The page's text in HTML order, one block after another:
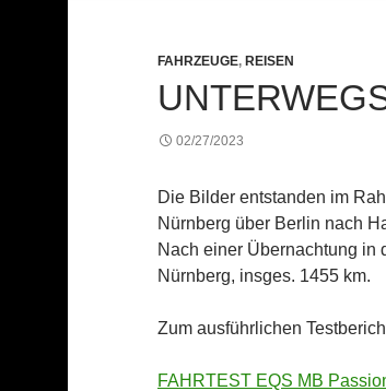
FAHRZEUGE, REISEN
02/27/2023
Die Bilder entstanden im
Nürnberg über Berlin nach
Nach einer Übernachtung in
Nürnberg, insges. 1455 km.
Zum ausführlichen
FAHRTEST EQS MB